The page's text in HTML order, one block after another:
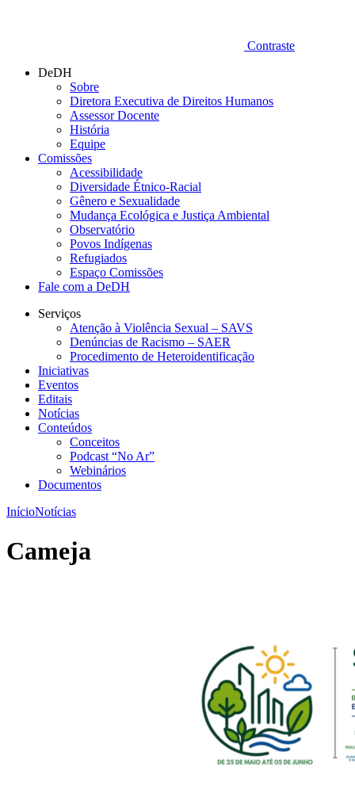
Contraste
DeDH
Sobre
Diretora Executiva de Direitos Humanos
Assessor Docente
História
Equipe
Comissões
Acessibilidade
Diversidade Étnico-Racial
Gênero e Sexualidade
Mudança Ecológica e Justiça Ambiental
Observatório
Povos Indígenas
Refugiados
Espaço Comissões
Fale com a DeDH
Serviços
Atenção à Violência Sexual – SAVS
Denúncias de Racismo – SAER
Procedimento de Heteroidentificação
Iniciativas
Eventos
Editais
Notícias
Conteúdos
Conceitos
Podcast “No Ar”
Webinários
Documentos
InícioNotícias
Cameja